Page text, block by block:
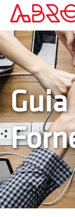
Guia